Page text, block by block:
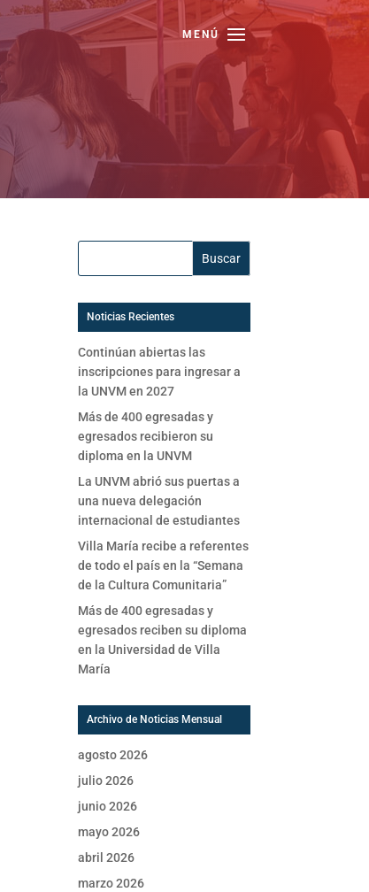
Buscar:
Noticias Recientes
Continúan abiertas las
inscripciones para ingresar a
la UNVM en 2027
Más de 400 egresadas y
egresados recibieron su
diploma en la UNVM
La UNVM abrió sus puertas a
una nueva delegación
internacional de estudiantes
Villa María recibe a referentes
de todo el país en la “Semana
de la Cultura Comunitaria”
Más de 400 egresadas y
egresados reciben su diploma
en la Universidad de Villa
María
Archivo de Noticias Mensual
agosto 2026
julio 2026
junio 2026
mayo 2026
abril 2026
marzo 2026